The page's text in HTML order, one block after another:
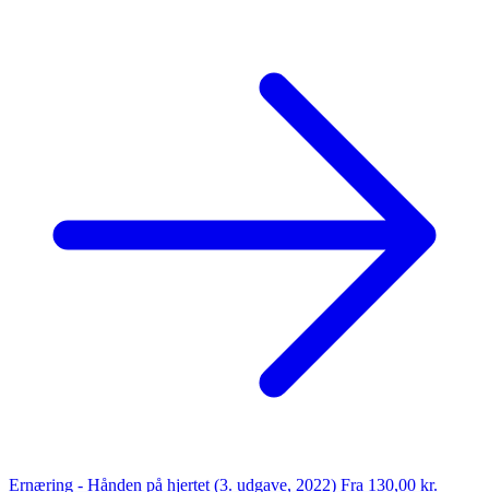
Ernæring - Hånden på hjertet (3. udgave, 2022) Fra 130,00 kr.